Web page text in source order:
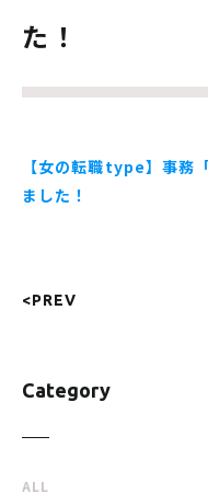
た！
【女の転職type】事務
ました！
<PREV
Category
ALL